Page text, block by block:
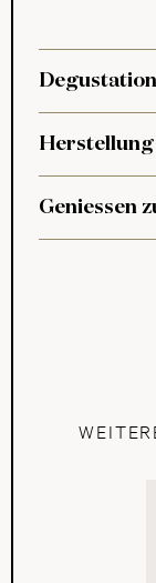
Herstellung
Geniessen